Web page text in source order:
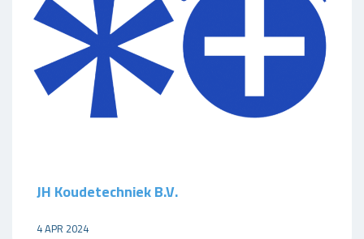
JH Koudetechniek B.V.
4 APR 2024